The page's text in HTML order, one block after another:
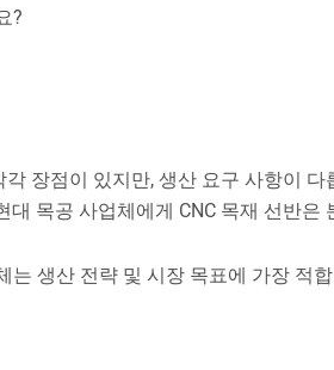
?
장점이 있지만, 생산 요구 사항이 다
대 목공 사업체에게 CNC 목재 선반은
는 생산 전략 및 시장 목표에 가장 적